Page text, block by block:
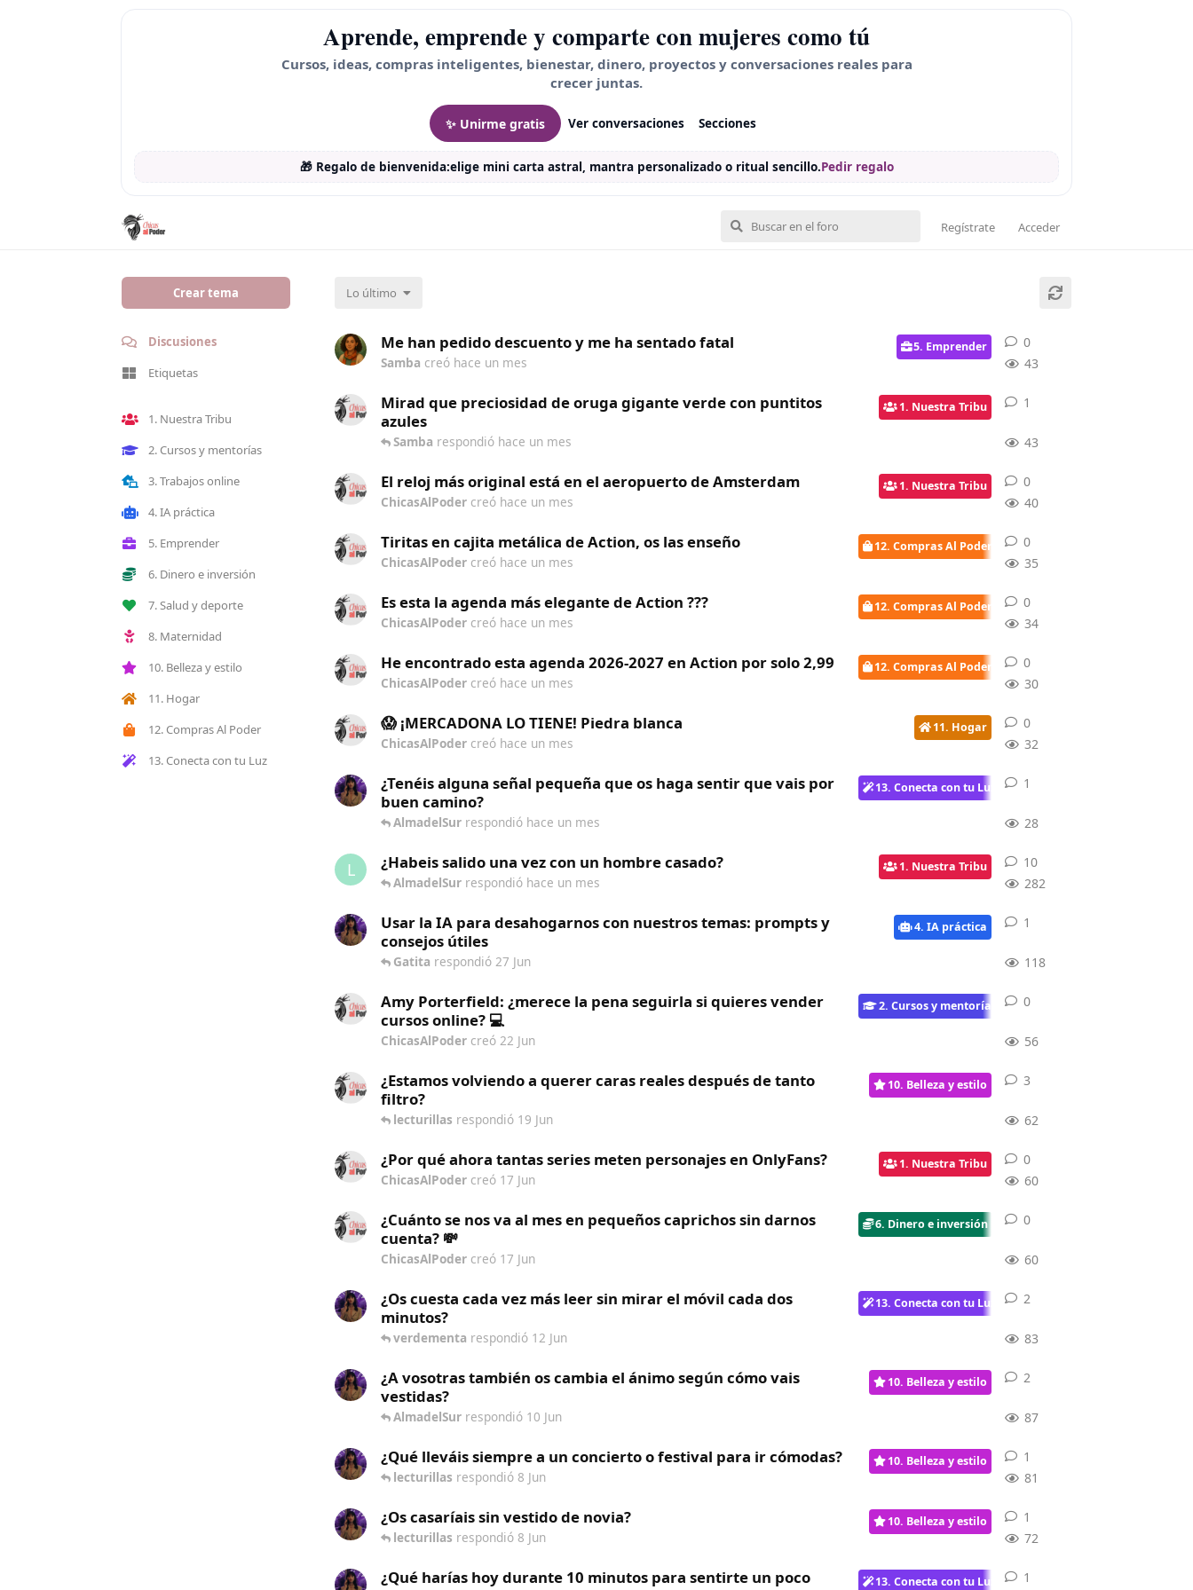
Aprende, emprende y comparte con mujeres como tú
Cursos, ideas, compras inteligentes, bienestar, dinero, proyectos y conversaciones reales para
crecer juntas.
✨ Unirme gratis Ver conversaciones Secciones
🎁 Regalo de bienvenida:elige mini carta astral, mantra personalizado o ritual sencillo.Pedir regalo
Regístrate Acceder
Crear tema
Discusiones
Etiquetas
1. Nuestra Tribu
2. Cursos y mentorías
3. Trabajos online
4. IA práctica
5. Emprender
6. Dinero e inversión
7. Salud y deporte
8. Maternidad
10. Belleza y estilo
11. Hogar
12. Compras Al Poder
13. Conecta con tu Luz
Lo último
Me han pedido descuento y me ha sentado fatal 5. Emprender
Samba creó hace un mes 43
0
Mirad que preciosidad de oruga gigante verde con puntitos
azules
1. Nuestra Tribu
Samba respondió hace un mes 43
1
El reloj más original está en el aeropuerto de Amsterdam 1. Nuestra Tribu
ChicasAlPoder creó hace un mes 40
0
Tiritas en cajita metálica de Action, os las enseño 12. Compras Al Poder
ChicasAlPoder creó hace un mes 35
0
Es esta la agenda más elegante de Action ??? 12. Compras Al Poder
ChicasAlPoder creó hace un mes 34
0
He encontrado esta agenda 2026-2027 en Action por solo 2,99 12. Compras Al Poder
ChicasAlPoder creó hace un mes 30
0
😱 ¡MERCADONA LO TIENE! Piedra blanca 11. Hogar
ChicasAlPoder creó hace un mes 32
0
¿Tenéis alguna señal pequeña que os haga sentir que vais por
buen camino?
13. Conecta con tu Luz
AlmadelSur respondió hace un mes 28
1
L ¿Habeis salido una vez con un hombre casado? 1. Nuestra Tribu
AlmadelSur respondió hace un mes 282
10
Usar la IA para desahogarnos con nuestros temas: prompts y
consejos útiles
4. IA práctica
Gatita respondió 27 Jun 118
1
Amy Porterfield: ¿merece la pena seguirla si quieres vender
cursos online? 💻
2. Cursos y mentorías
ChicasAlPoder creó 22 Jun 56
0
¿Estamos volviendo a querer caras reales después de tanto
filtro?
10. Belleza y estilo
lecturillas respondió 19 Jun 62
3
¿Por qué ahora tantas series meten personajes en OnlyFans? 1. Nuestra Tribu
ChicasAlPoder creó 17 Jun 60
0
¿Cuánto se nos va al mes en pequeños caprichos sin darnos
cuenta? 💸
6. Dinero e inversión
ChicasAlPoder creó 17 Jun 60
0
¿Os cuesta cada vez más leer sin mirar el móvil cada dos
minutos?
13. Conecta con tu Luz
verdementa respondió 12 Jun 83
2
¿A vosotras también os cambia el ánimo según cómo vais
vestidas?
10. Belleza y estilo
AlmadelSur respondió 10 Jun 87
2
¿Qué lleváis siempre a un concierto o festival para ir cómodas? 10. Belleza y estilo
lecturillas respondió 8 Jun 81
1
¿Os casaríais sin vestido de novia? 10. Belleza y estilo
lecturillas respondió 8 Jun 72
1
¿Qué harías hoy durante 10 minutos para sentirte un poco
13. Conecta con tu Luz 1